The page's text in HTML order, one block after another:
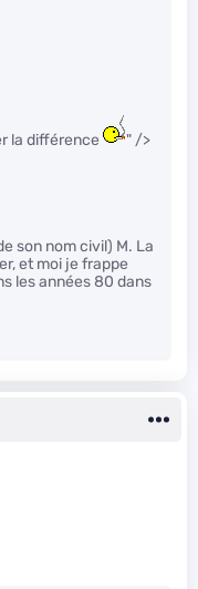
la différence " />
son nom civil) M. La
et moi je frappe
les années 80 dans